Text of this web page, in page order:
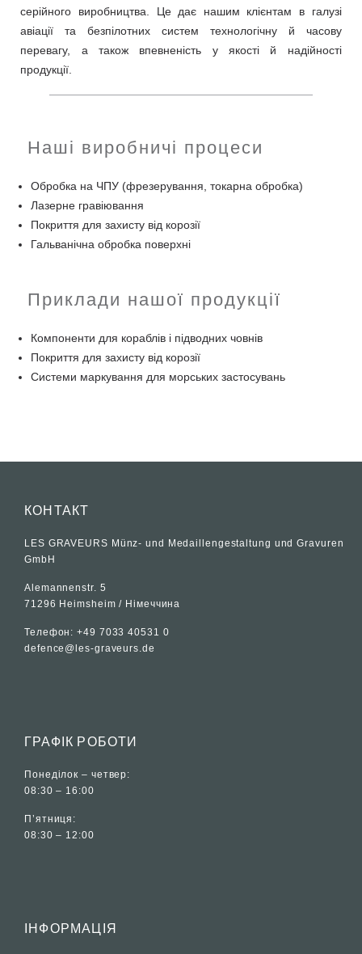
серійного виробництва. Це дає нашим клієнтам в галузі
авіації та безпілотних систем технологічну й часову
перевагу, а також впевненість у якості й надійності
продукції.
Наші виробничі процеси
Обробка на ЧПУ (фрезерування, токарна обробка)
Лазерне гравіювання
Покриття для захисту від корозії
Гальванічна обробка поверхні
Приклади нашої продукції
Компоненти для кораблів і підводних човнів
Покриття для захисту від корозії
Системи маркування для морських застосувань
КОНТАКТ
LES GRAVEURS Münz- und Medaillengestaltung und Gravuren
GmbH
Alemannenstr. 5
71296 Heimsheim / Німеччина
Телефон: +49 7033 40531 0
defence@les-graveurs.de
ГРАФІК РОБОТИ
Понеділок – четвер:
08:30 – 16:00
П’ятниця:
08:30 – 12:00
ІНФОРМАЦІЯ